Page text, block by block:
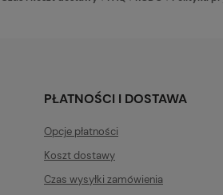
PŁATNOŚCI I DOSTAWA
Opcje płatności
Koszt dostawy
Czas wysyłki zamówienia